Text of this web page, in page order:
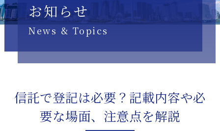
お知らせ
News & Topics
信託で登記は必要？記載内容や必
要な場面、注意点を解説